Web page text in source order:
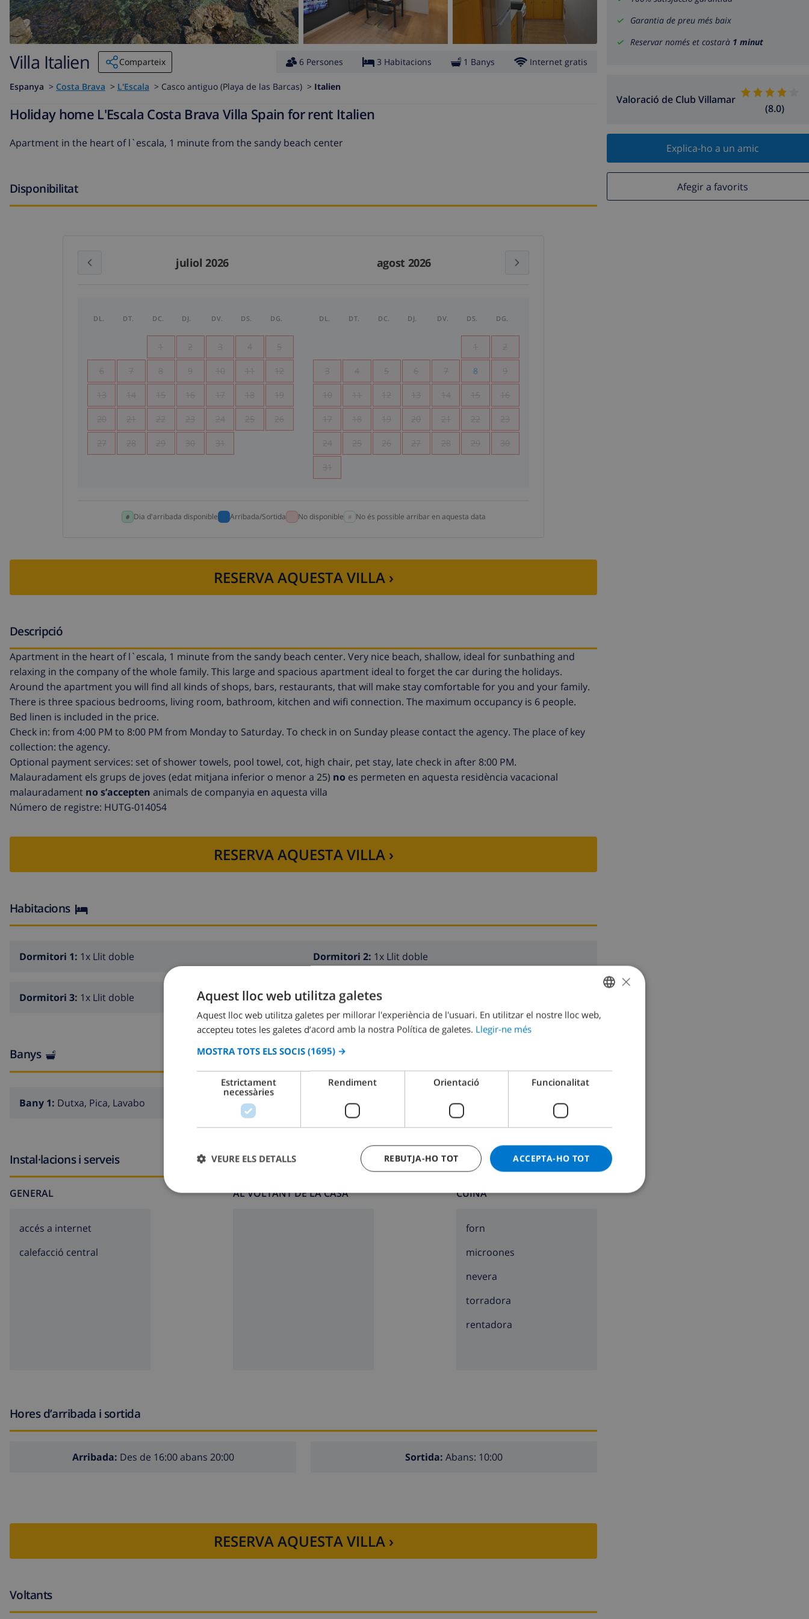
Garantia de preu més baix
Reservar només et costarà 1 minut
Valoració de Club Villamar
(8.0)
Explica-ho a un amic
Afegir a favorits
Villa Italien Comparteix 6 Persones 3 Habitacions 1 Banys Internet gratis
Espanya > Costa Brava > L'Escala > Casco antiguo (Playa de las Barcas) > Italien
Holiday home L'Escala Costa Brava Villa Spain for rent Italien
Apartment in the heart of l`escala, 1 minute from the sandy beach center
Disponibilitat
juliol 2026 agost 2026
DL. DT. DC. DJ. DV. DS. DG.
1 2 3 4 5
6 7 8 9 10 11 12
13 14 15 16 17 18 19
20 21 22 23 24 25 26
27 28 29 30 31
DL. DT. DC. DJ. DV. DS. DG.
1 2
3 4 5 6 7 8 9
10 11 12 13 14 15 16
17 18 19 20 21 22 23
24 25 26 27 28 29 30
31
Dia d'arribada disponible Arribada/Sortida No disponible No és possible arribar en aquesta data
RESERVA AQUESTA VILLA ›
Descripció
Apartment in the heart of l`escala, 1 minute from the sandy beach center. Very nice beach, shallow, ideal for sunbathing and
relaxing in the company of the whole family. This large and spacious apartment ideal to forget the car during the holidays.
Around the apartment you will find all kinds of shops, bars, restaurants, that will make stay comfortable for you and your family.
There is three spacious bedrooms, living room, bathroom, kitchen and wifi connection. The maximum occupancy is 6 people.
Bed linen is included in the price.
Check in: from 4:00 PM to 8:00 PM from Monday to Saturday. To check in on Sunday please contact the agency. The place of key
collection: the agency.
Optional payment services: set of shower towels, pool towel, cot, high chair, pet stay, late check in after 8:00 PM.
Malauradament els grups de joves (edat mitjana inferior o menor a 25) no es permeten en aquesta residència vacacional
malauradament no s’accepten animals de companyia en aquesta villa
Número de registre: HUTG-014054
RESERVA AQUESTA VILLA ›
Habitacions
Dormitori 1: 1x Llit doble Dormitori 2: 1x Llit doble
Dormitori 3: 1x Llit doble
Banys
Bany 1: Dutxa, Pica, Lavabo
Instal·lacions i serveis
GENERAL
accés a internet
calefacció central
AL VOLTANT DE LA CASA CUINA
forn
microones
nevera
torradora
rentadora
Hores d’arribada i sortida
Arribada: Des de 16:00 abans 20:00 Sortida: Abans: 10:00
RESERVA AQUESTA VILLA ›
Voltants
CATALAN
SPANISH
CATALAN
DANISH
×
Aquest lloc web utilitza galetes
Aquest lloc web utilitza galetes per millorar l'experiència de l'usuari. En utilitzar el nostre lloc web,
accepteu totes les galetes d’acord amb la nostra Política de galetes. Llegir-ne més
MOSTRA TOTS ELS SOCIS (1695) →
Estrictament
necessàries
Rendiment Orientació Funcionalitat
ACCEPTA-HO TOT
REBUTJA-HO TOT
VEURE ELS DETALLS